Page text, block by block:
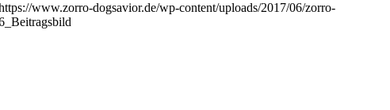
www.zorro-dogsavior.de/wp-content/uploads/2017/06/zorro-